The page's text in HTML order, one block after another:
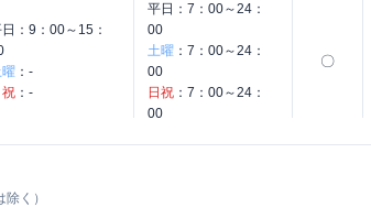
： 9：00～15：
： -
祝 ： -
平日： 7：00～24：
00
土曜 ： 7：00～24：
00
日祝 ： 7：00～24：
00
〇
： 09:00-21:00
く）